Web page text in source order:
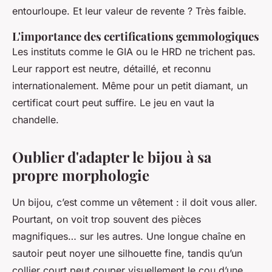
entourloupe. Et leur valeur de revente ? Très faible.
L'importance des certifications gemmologiques
Les instituts comme le GIA ou le HRD ne trichent pas.
Leur rapport est neutre, détaillé, et reconnu
internationalement. Même pour un petit diamant, un
certificat court peut suffire. Le jeu en vaut la
chandelle.
Oublier d'adapter le bijou à sa
propre morphologie
Un bijou, c’est comme un vêtement : il doit vous aller.
Pourtant, on voit trop souvent des pièces
magnifiques… sur les autres. Une longue chaîne en
sautoir peut noyer une silhouette fine, tandis qu’un